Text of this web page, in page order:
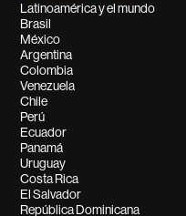
Latinoamérica y el mundo
Brasil
México
Argentina
Colombia
Venezuela
Chile
Perú
Ecuador
Panamá
Uruguay
Costa Rica
El Salvador
República Dominicana